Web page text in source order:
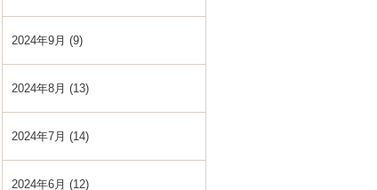
2024年9月 (9)
2024年8月 (13)
2024年7月 (14)
2024年6月 (12)